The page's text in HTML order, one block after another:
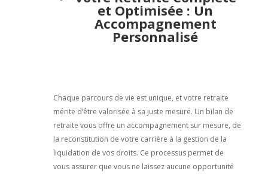
et Optimisée : Un
Accompagnement
Personnalisé
Chaque parcours de vie est unique, et votre retraite
mérite d’être valorisée à sa juste mesure. Un bilan de
retraite vous offre un accompagnement sur mesure, de
la reconstitution de votre carrière à la gestion de la
liquidation de vos droits. Ce processus permet de
vous assurer que vous ne laissez aucune opportunité